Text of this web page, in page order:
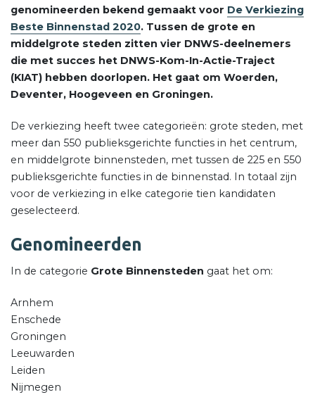
genomineerden bekend gemaakt voor De Verkiezing
Beste Binnenstad 2020. Tussen de grote en
middelgrote steden zitten vier DNWS-deelnemers
die met succes het DNWS-Kom-In-Actie-Traject
(KIAT) hebben doorlopen. Het gaat om Woerden,
Deventer, Hoogeveen en Groningen.
De verkiezing heeft twee categorieën: grote steden, met
meer dan 550 publieksgerichte functies in het centrum,
en middelgrote binnensteden, met tussen de 225 en 550
publieksgerichte functies in de binnenstad. In totaal zijn
voor de verkiezing in elke categorie tien kandidaten
geselecteerd.
Genomineerden
In de categorie Grote Binnensteden gaat het om:
Arnhem
Enschede
Groningen
Leeuwarden
Leiden
Nijmegen